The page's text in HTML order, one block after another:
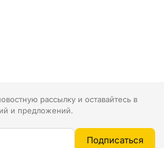
рассылку и оставайтесь в
и предложений.